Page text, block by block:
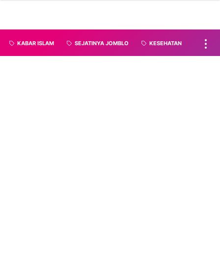
KABAR ISLAM SEJATINYA JOMBLO KESEHATAN